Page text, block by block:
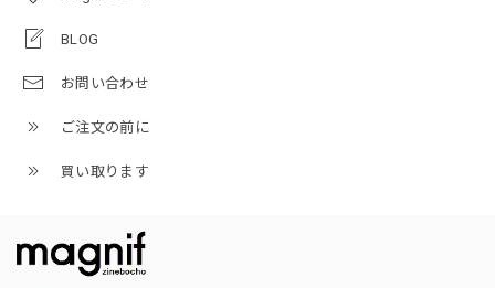
BLOG
お問い合わせ
ご注文の前に
買い取ります